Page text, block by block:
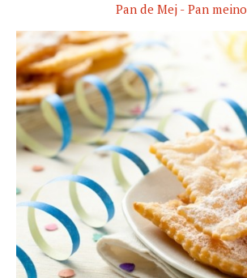
Pan de Mej - Pan meino